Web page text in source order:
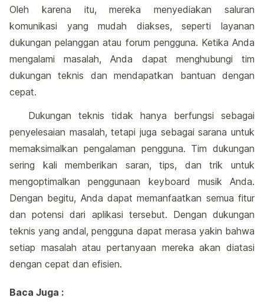
Oleh karena itu, mereka menyediakan saluran
komunikasi yang mudah diakses, seperti layanan
dukungan pelanggan atau forum pengguna. Ketika Anda
mengalami masalah, Anda dapat menghubungi tim
dukungan teknis dan mendapatkan bantuan dengan
cepat.
Dukungan teknis tidak hanya berfungsi sebagai
penyelesaian masalah, tetapi juga sebagai sarana untuk
memaksimalkan pengalaman pengguna. Tim dukungan
sering kali memberikan saran, tips, dan trik untuk
mengoptimalkan penggunaan keyboard musik Anda.
Dengan begitu, Anda dapat memanfaatkan semua fitur
dan potensi dari aplikasi tersebut. Dengan dukungan
teknis yang andal, pengguna dapat merasa yakin bahwa
setiap masalah atau pertanyaan mereka akan diatasi
dengan cepat dan efisien.
Baca Juga :